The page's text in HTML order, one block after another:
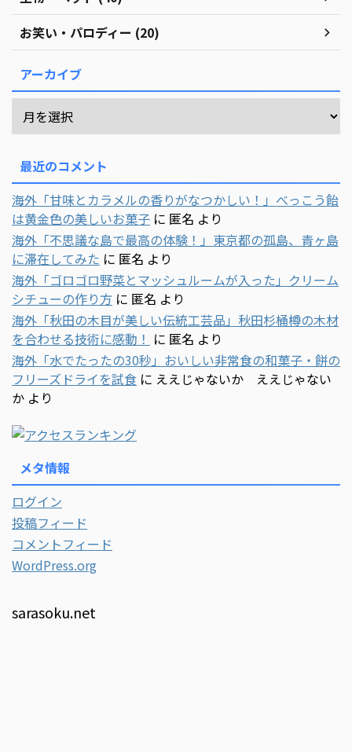
お笑い・パロディー (20)
アーカイブ
最近のコメント
海外「甘味とカラメルの香りがなつかしい！」べっこう飴
は黄金色の美しいお菓子 に 匿名 より
海外「不思議な島で最高の体験！」東京都の孤島、青ヶ島
に滞在してみた に 匿名 より
海外「ゴロゴロ野菜とマッシュルームが入った」クリーム
シチューの作り方 に 匿名 より
海外「秋田の木目が美しい伝統工芸品」秋田杉桶樽の木材
を合わせる技術に感動！ に 匿名 より
海外「水でたったの30秒」おいしい非常食の和菓子・餅の
フリーズドライを試食 に ええじゃないか ええじゃない
か より
メタ情報
ログイン
投稿フィード
コメントフィード
WordPress.org
sarasoku.net